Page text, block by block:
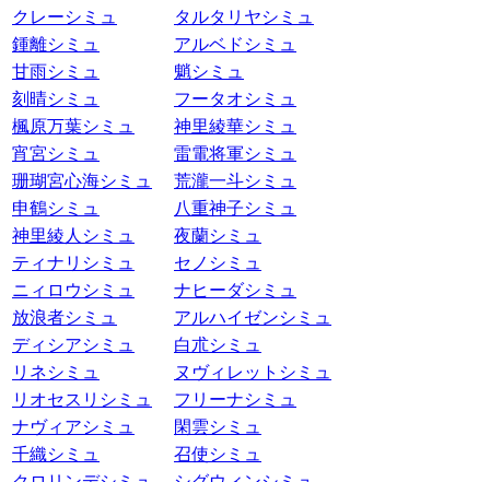
クレーシミュ
タルタリヤシミュ
鍾離シミュ
アルベドシミュ
甘雨シミュ
魈シミュ
刻晴シミュ
フータオシミュ
楓原万葉シミュ
神里綾華シミュ
宵宮シミュ
雷電将軍シミュ
珊瑚宮心海シミュ
荒瀧一斗シミュ
申鶴シミュ
八重神子シミュ
神里綾人シミュ
夜蘭シミュ
ティナリシミュ
セノシミュ
ニィロウシミュ
ナヒーダシミュ
放浪者シミュ
アルハイゼンシミュ
ディシアシミュ
白朮シミュ
リネシミュ
ヌヴィレットシミュ
リオセスリシミュ
フリーナシミュ
ナヴィアシミュ
閑雲シミュ
千織シミュ
召使シミュ